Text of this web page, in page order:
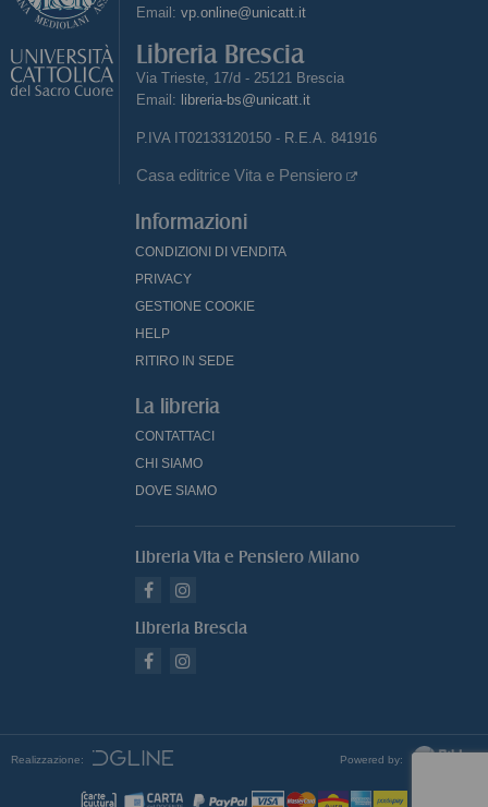
Email: vp.online@unicatt.it
Libreria Brescia
Via Trieste, 17/d - 25121 Brescia
Email: libreria-bs@unicatt.it
P.IVA IT02133120150 - R.E.A. 841916
Casa editrice Vita e Pensiero
Informazioni
CONDIZIONI DI VENDITA
PRIVACY
GESTIONE COOKIE
HELP
RITIRO IN SEDE
La libreria
CONTATTACI
CHI SIAMO
DOVE SIAMO
Libreria Vita e Pensiero Milano
Libreria Brescia
Realizzazione: Powered by: